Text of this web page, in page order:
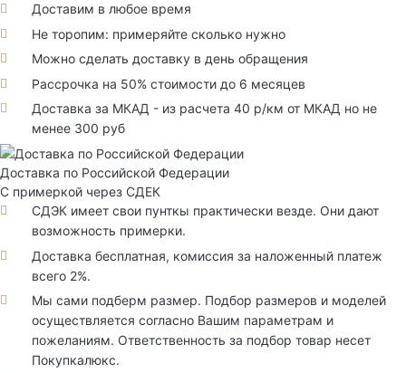
Доставим в любое время
Не торопим: примеряйте сколько нужно
Можно сделать доставку в день обращения
Рассрочка на 50% стоимости до 6 месяцев
Доставка за МКАД - из расчета 40 р/км от МКАД но не
менее 300 руб
Доставка по Российской Федерации
С примеркой через СДЕК
СДЭК имеет свои пунткы практически везде. Они дают
возможность примерки.
Доставка бесплатная, комиссия за наложенный платеж
всего 2%.
Мы сами подберм размер. Подбор размеров и моделей
осуществляется согласно Вашим параметрам и
пожеланиям. Ответственность за подбор товар несет
Покупкалюкс.